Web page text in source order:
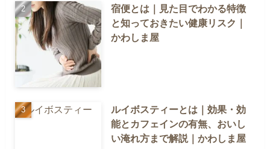
宿便とは｜見た目でわかる特徴
と知っておきたい健康リスク｜
かわしま屋
ルイボスティーとは｜効果・効
能とカフェインの有無、おいし
い淹れ方まで解説｜かわしま屋